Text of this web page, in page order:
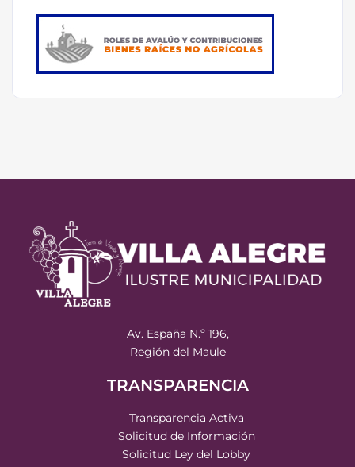
Av. España N.º 196,
Región del Maule
TRANSPARENCIA
Transparencia Activa
Solicitud de Información
Solicitud Ley del Lobby